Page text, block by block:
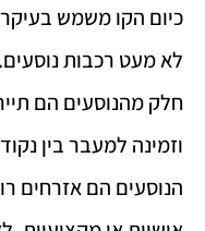
כיום הקו משמש
לא מעט רכבות נוסעים.
חלק מהנוסעים הם
וזמינה למעבר בין
הנוסעים הם אזרחים